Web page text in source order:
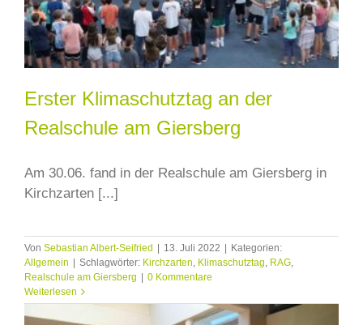
Erster Klimaschutztag an der
Realschule am Giersberg
Am 30.06. fand in der Realschule am Giersberg in
Kirchzarten [...]
Von Sebastian Albert-Seifried | 13. Juli 2022 | Kategorien:
Allgemein | Schlagwörter: Kirchzarten Klimaschutztag RAG,
Realschule am Giersberg | 0 Kommentare
Weiterlesen